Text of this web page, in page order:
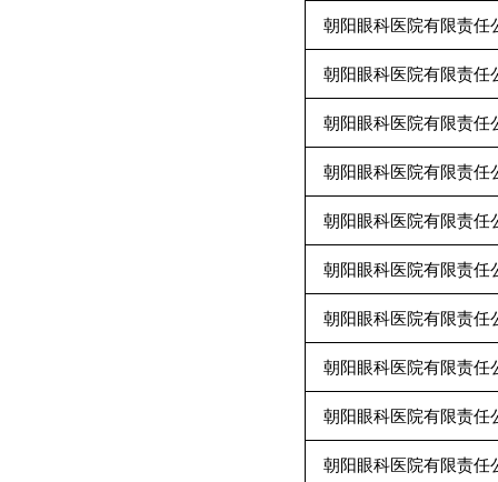
朝阳眼科医院有限责任
朝阳眼科医院有限责任
朝阳眼科医院有限责任
朝阳眼科医院有限责任
朝阳眼科医院有限责任
朝阳眼科医院有限责任
朝阳眼科医院有限责任
朝阳眼科医院有限责任
朝阳眼科医院有限责任
朝阳眼科医院有限责任